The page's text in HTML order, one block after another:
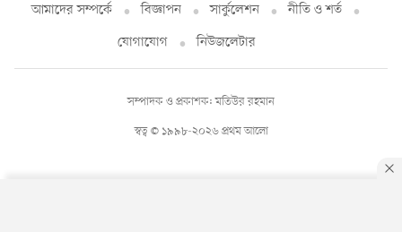
আমাদের সম্পর্কে বিজ্ঞাপন সার্কুলেশন
নীতি ও শর্ত
যোগাযোগ
নিউজলেটার
স্বত্ব © ১৯৯৮-২০২৬ প্রথম আলো
সম্পাদক ও প্রকাশক: মতিউর রহমান